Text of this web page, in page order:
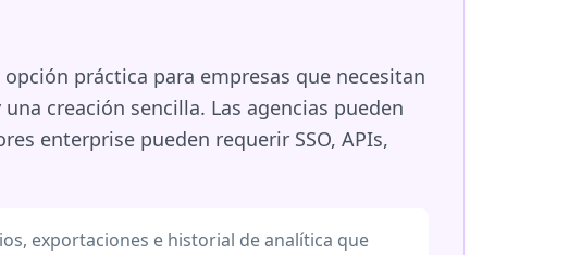
práctica para empresas que necesitan
creación sencilla. Las agencias pueden
enterprise pueden requerir SSO, APIs,
exportaciones e historial de analítica que